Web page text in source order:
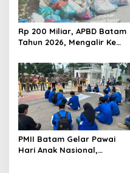
Rp 200 Miliar, APBD Batam
Tahun 2026, Mengalir Ke
Batam, Belum Berhasil
Bereskan Sampah
PMII Batam Gelar Pawai
Hari Anak Nasional,